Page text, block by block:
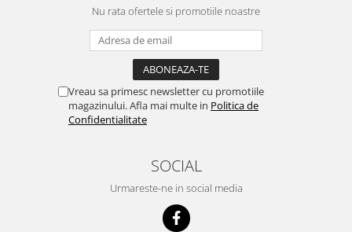
Nu rata ofertele si promotiile noastre
Vreau sa primesc newsletter cu promotiile
magazinului. Afla mai multe in Politica de
Confidentialitate
SOCIAL
Urmareste-ne in social media